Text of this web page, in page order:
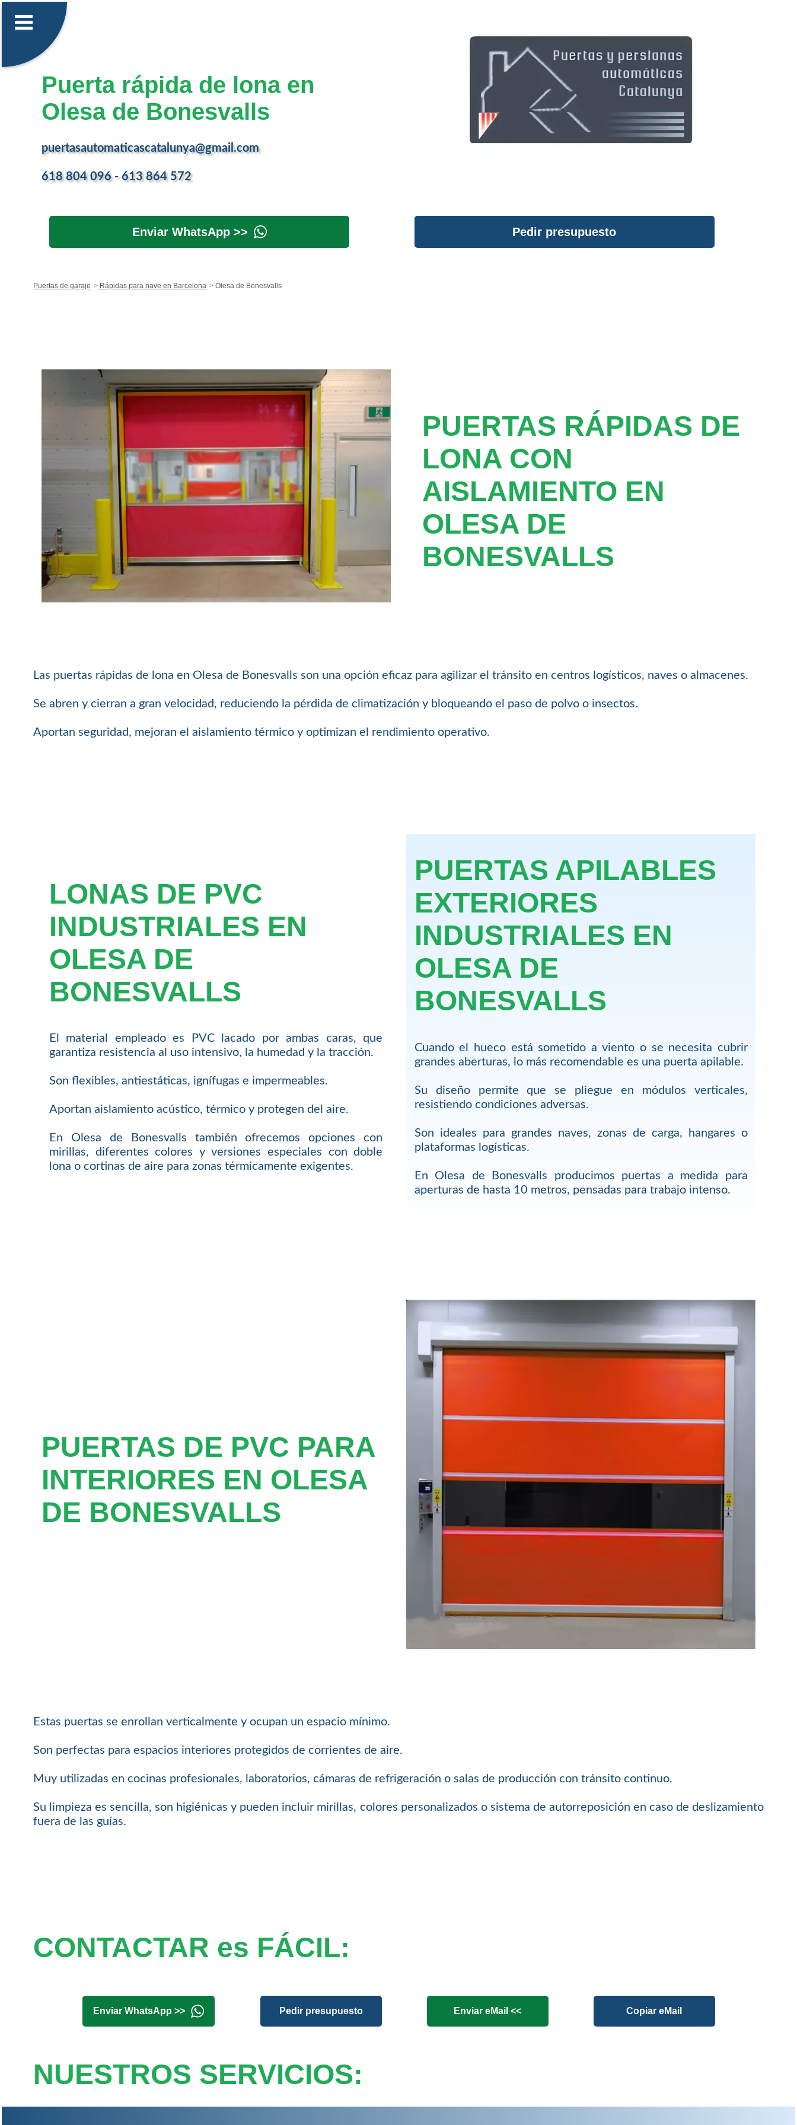
Puerta rápida de lona en
Olesa de Bonesvalls
puertasautomaticascatalunya@gmail.com
618 804 096 - 613 864 572
Enviar WhatsApp >> Pedir presupuesto
Puertas de garaje Rápidas para nave en Barcelona Olesa de Bonesvalls
PUERTAS RÁPIDAS DE
LONA CON
AISLAMIENTO EN
OLESA DE
BONESVALLS
Las puertas rápidas de lona en Olesa de Bonesvalls son una opción eficaz para agilizar el tránsito en centros logísticos, naves o almacenes.
Se abren y cierran a gran velocidad, reduciendo la pérdida de climatización y bloqueando el paso de polvo o insectos.
Aportan seguridad, mejoran el aislamiento térmico y optimizan el rendimiento operativo.
LONAS DE PVC
INDUSTRIALES EN
OLESA DE
BONESVALLS
El material empleado es PVC lacado por ambas caras, que
garantiza resistencia al uso intensivo, la humedad y la tracción.
Son flexibles, antiestáticas, ignífugas e impermeables.
Aportan aislamiento acústico, térmico y protegen del aire.
En Olesa de Bonesvalls también ofrecemos opciones con
mirillas, diferentes colores y versiones especiales con doble
lona o cortinas de aire para zonas térmicamente exigentes.
PUERTAS APILABLES
EXTERIORES
INDUSTRIALES EN
OLESA DE
BONESVALLS
Cuando el hueco está sometido a viento o se necesita cubrir
grandes aberturas, lo más recomendable es una puerta apilable.
Su diseño permite que se pliegue en módulos verticales,
resistiendo condiciones adversas.
Son ideales para grandes naves, zonas de carga, hangares o
plataformas logísticas.
En Olesa de Bonesvalls producimos puertas a medida para
aperturas de hasta 10 metros, pensadas para trabajo intenso.
PUERTAS DE PVC PARA
INTERIORES EN OLESA
DE BONESVALLS
Estas puertas se enrollan verticalmente y ocupan un espacio mínimo.
Son perfectas para espacios interiores protegidos de corrientes de aire.
Muy utilizadas en cocinas profesionales, laboratorios, cámaras de refrigeración o salas de producción con tránsito continuo.
Su limpieza es sencilla, son higiénicas y pueden incluir mirillas, colores personalizados o sistema de autorreposición en caso de deslizamiento
fuera de las guías.
CONTACTAR es FÁCIL:
Enviar WhatsApp >> Pedir presupuesto Enviar eMail << Copiar eMail
NUESTROS SERVICIOS: